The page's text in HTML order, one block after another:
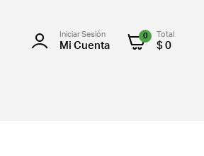
Iniciar Sesión
Mi Cuenta
0 Total
$ 0